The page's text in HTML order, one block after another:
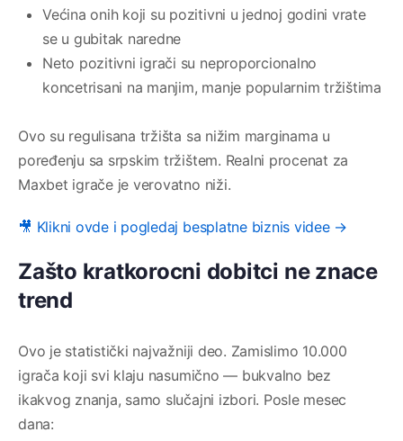
Većina onih koji su pozitivni u jednoj godini vrate
se u gubitak naredne
Neto pozitivni igrači su neproporcionalno
koncetrisani na manjim, manje popularnim tržištima
Ovo su regulisana tržišta sa nižim marginama u
poređenju sa srpskim tržištem. Realni procenat za
Maxbet igrače je verovatno niži.
🎥 Klikni ovde i pogledaj besplatne biznis videe →
Zašto kratkorocni dobitci ne znace
trend
Ovo je statistički najvažniji deo. Zamislimo 10.000
igrača koji svi klaju nasumično — bukvalno bez
ikakvog znanja, samo slučajni izbori. Posle mesec
dana: